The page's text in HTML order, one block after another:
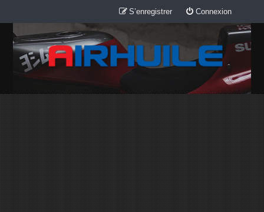
Connexion
S’enregistrer